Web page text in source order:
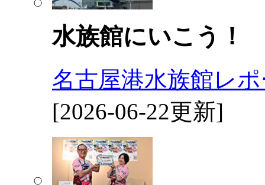
水族館にいこう！
名古屋港水族館レ
[2026-06-22更新]